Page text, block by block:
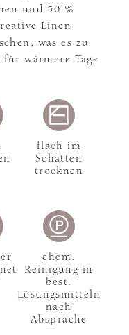
und 50 %
Linen
was es zu
wärmere Tage
flach im
Schatten
trocknen
chem.
Reinigung in
best.
Lösungsmitteln
nach
Absprache